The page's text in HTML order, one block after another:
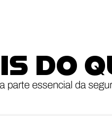
DO
parte essencial da